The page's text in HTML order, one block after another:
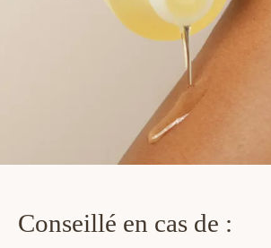
Conseillé en cas de :